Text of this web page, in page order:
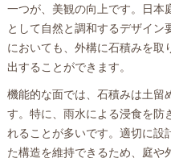
一つが、美観の向上です。日本
として自然と調和するデザイ
においても、外構に石積みを取
出することができます。
機能的な面では、石積みは土留
す。特に、雨水による浸食を防
れることが多いです。適切に設
た構造を維持できるため、庭や